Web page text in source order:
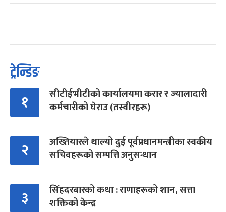
ट्रेन्डिङ
१
सीटीईभीटीको कार्यालयमा करार र ज्यालादारी
कर्मचारीको घेराउ (तस्वीरहरू)
२
अख्तियारले थाल्यो दुई पूर्वप्रधानमन्त्रीका स्वकीय
सचिवहरूको सम्पत्ति अनुसन्धान
३
सिंहदरबारको कथा : राणाहरूको शान, सत्ता
शक्तिको केन्द्र